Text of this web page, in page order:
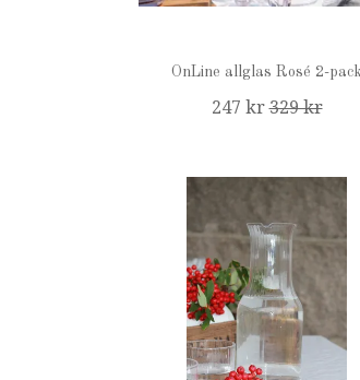
OnLine allglas Rosé 2-
247 kr329 kr